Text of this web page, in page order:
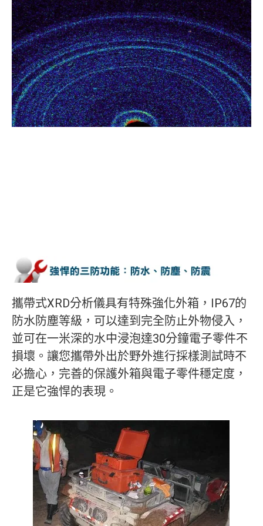
攜帶式XRD分析儀具有特殊強化外箱，IP67的
防水防塵等級，可以達到完全防止外物侵入，
並可在一米深的水中浸泡達30分鐘電子零件不
損壞。讓您攜帶外出於野外進行採樣測試時不
必擔心，完善的保護外箱與電子零件穩定度，
正是它強悍的表現。